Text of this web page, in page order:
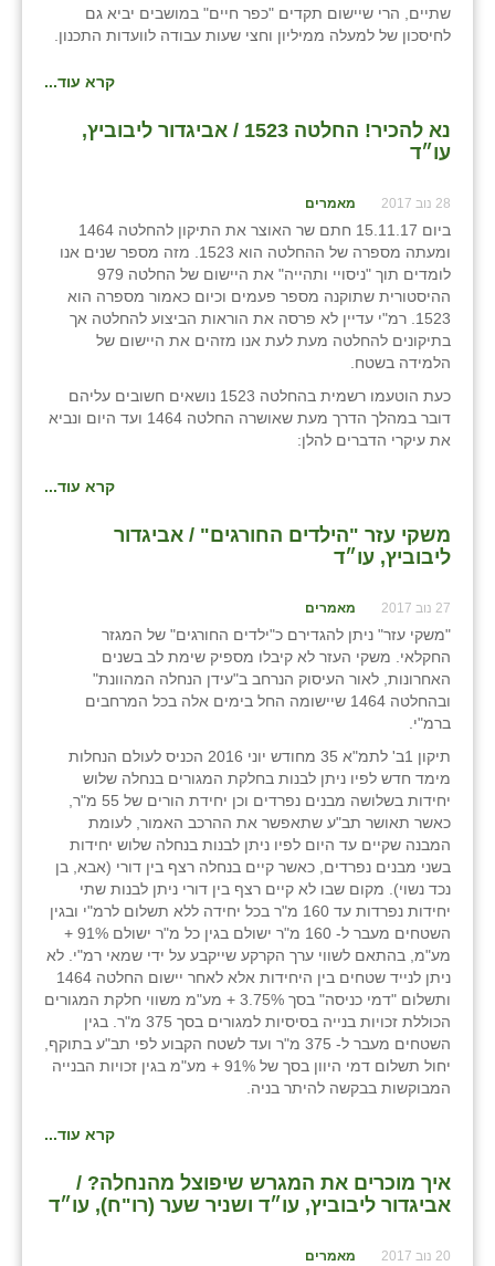
שתיים, הרי שיישום תקדים "כפר חיים" במושבים יביא גם
לחיסכון של למעלה ממיליון וחצי שעות עבודה לוועדות התכנון.
קרא עוד...
נא להכיר! החלטה 1523 / אביגדור ליבוביץ,
עו״ד
28 נוב 2017 מאמרים
ביום 15.11.17 חתם שר האוצר את התיקון להחלטה 1464
ומעתה מספרה של ההחלטה הוא 1523. מזה מספר שנים אנו
לומדים תוך "ניסויי ותהייה" את היישום של החלטה 979
ההיסטורית שתוקנה מספר פעמים וכיום כאמור מספרה הוא
1523. רמ"י עדיין לא פרסה את הוראות הביצוע להחלטה אך
בתיקונים להחלטה מעת לעת אנו מזהים את היישום של
הלמידה בשטח.
כעת הוטעמו רשמית בהחלטה 1523 נושאים חשובים עליהם
דובר במהלך הדרך מעת שאושרה החלטה 1464 ועד היום ונביא
את עיקרי הדברים להלן:
קרא עוד...
משקי עזר "הילדים החורגים" / אביגדור
ליבוביץ, עו״ד
27 נוב 2017 מאמרים
"משקי עזר" ניתן להגדירם כ"ילדים החורגים" של המגזר
החקלאי. משקי העזר לא קיבלו מספיק שימת לב בשנים
האחרונות, לאור העיסוק הנרחב ב"עידן הנחלה המהוונת"
ובהחלטה 1464 שיישומה החל בימים אלה בכל המרחבים
ברמ"י.
תיקון 1ב' לתמ"א 35 מחודש יוני 2016 הכניס לעולם הנחלות
מימד חדש לפיו ניתן לבנות בחלקת המגורים בנחלה שלוש
יחידות בשלושה מבנים נפרדים וכן יחידת הורים של 55 מ"ר,
כאשר תאושר תב"ע שתאפשר את ההרכב האמור, לעומת
המבנה שקיים עד היום לפיו ניתן לבנות בנחלה שלוש יחידות
בשני מבנים נפרדים, כאשר קיים בנחלה רצף בין דורי (אבא, בן
נכד נשוי). מקום שבו לא קיים רצף בין דורי ניתן לבנות שתי
יחידות נפרדות עד 160 מ"ר בכל יחידה ללא תשלום לרמ"י ובגין
השטחים מעבר ל- 160 מ"ר ישולם בגין כל מ"ר ישולם 91% +
מע"מ, בהתאם לשווי ערך הקרקע שייקבע על ידי שמאי רמ"י. לא
ניתן לנייד שטחים בין היחידות אלא לאחר יישום החלטה 1464
ותשלום "דמי כניסה" בסך 3.75% + מע"מ משווי חלקת המגורים
הכוללת זכויות בנייה בסיסיות למגורים בסך 375 מ"ר. בגין
השטחים מעבר ל- 375 מ"ר ועד לשטח הקבוע לפי תב"ע בתוקף,
יחול תשלום דמי היוון בסך של 91% + מע"מ בגין זכויות הבנייה
המבוקשות בבקשה להיתר בניה.
קרא עוד...
איך מוכרים את המגרש שיפוצל מהנחלה? /
אביגדור ליבוביץ, עו״ד ושניר שער (רו"ח), עו״ד
20 נוב 2017 מאמרים